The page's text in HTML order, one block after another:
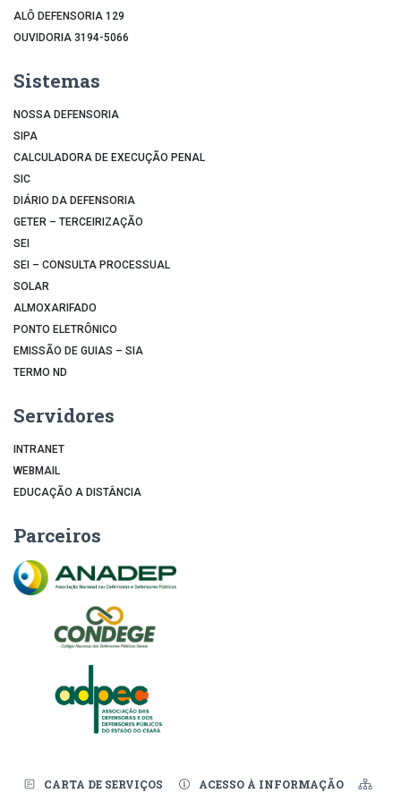
ALÔ DEFENSORIA 129
OUVIDORIA 3194-5066
Sistemas
NOSSA DEFENSORIA
SIPA
CALCULADORA DE EXECUÇÃO PENAL
SIC
DIÁRIO DA DEFENSORIA
GETER – TERCEIRIZAÇÃO
SEI
SEI – CONSULTA PROCESSUAL
SOLAR
ALMOXARIFADO
PONTO ELETRÔNICO
EMISSÃO DE GUIAS – SIA
TERMO ND
Servidores
INTRANET
WEBMAIL
EDUCAÇÃO A DISTÂNCIA
Parceiros
CARTA DE SERVIÇOS ACESSO À INFORMAÇÃO